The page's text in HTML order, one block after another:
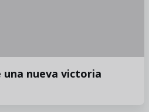
una nueva victoria